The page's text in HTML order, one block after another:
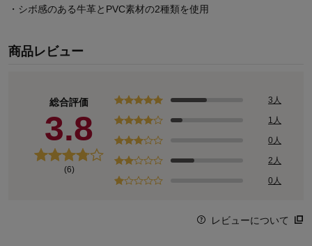
・シボ感のある牛革とPVC素材の2種類を使用
商品レビュー
総合評価
3.8
(6)
3人
1人
0人
2人
0人
レビューについて